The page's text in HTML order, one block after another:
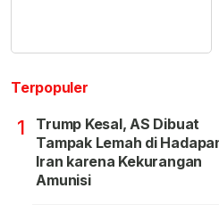
Terpopuler
1
Trump Kesal, AS Dibuat
Tampak Lemah di
Iran karena Kekurangan
Amunisi